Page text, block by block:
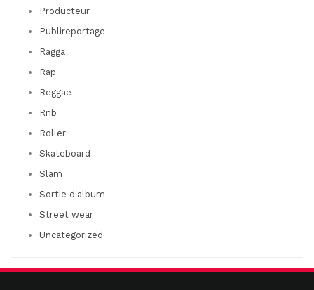
Producteur
Publireportage
Ragga
Rap
Reggae
Rnb
Roller
Skateboard
Slam
Sortie d'album
Street wear
Uncategorized